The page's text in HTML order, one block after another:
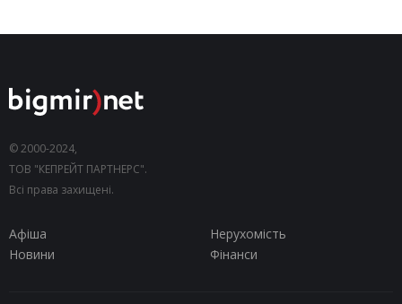
© 2000-2024,
ТОВ "КЕПРЕЙТ ПАРТНЕРС".
Всі права захищені.
Афіша
Нерухомість
Новини
Фінанси